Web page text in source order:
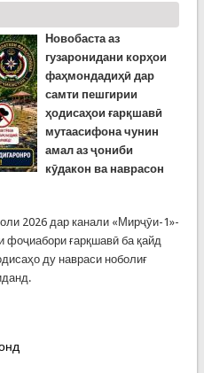
Новобаста аз
гузаронидани корҳои
фаҳмондадиҳӣ дар
самти пешгирии
ҳодисаҳои ғарқшавӣ
мутаасифона чунин
амал аз ҷониби
кӯдакон ва наврасон
2026 дар канали «Мирҷӯи-1»-
фоҷиабори ғарқшавӣ ба қайд
ду навраси ноболиғ
Ду наврас ҳангоми оббозӣ ба